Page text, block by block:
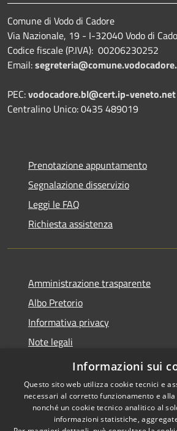
Comune di Vodo di Cadore
Via Nazionale, 19 - I-32040 Vodo di
Codice fiscale (P.IVA): 00206230252
Email:
PEC:vodocadore.bl@cert.ip-veneto.net
Centralino Unico: 0435 489019
Prenotazione appuntamento
Segnalazione disservizio
Leggi le FAQ
Richiesta assistenza
Amministrazione trasparente
Albo Pretorio
Informativa privacy
Note legali
Dichiarazione di accessibilità
Informazioni sui
Questo sito web utilizza cookie tecnici e
necessari al corretto funzionamento e
nonché un cookie tecnico analitico al
informazioni statistiche,